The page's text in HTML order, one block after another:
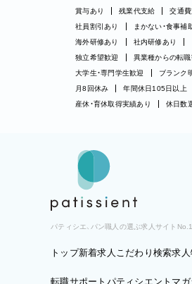
賞与あり
残業代支給 交通
社員割引あり
まかない・食事補
海外研修あり
社内研修あり
独立希望歓迎
異業種からの転職
大学生・専門学生歓迎
ブランク
月8回休み
年間休日105日以上
産休・育休取得実績あり
休日数
パティシエ、パン職人の選ぶ求人サイトNo.1
トップ新着求人 こだわり検索求
転職サポート パティシエントマガ